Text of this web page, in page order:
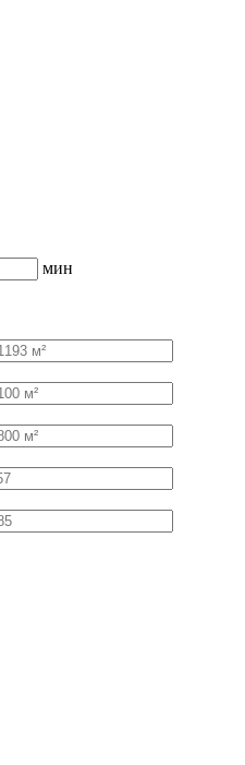
мин